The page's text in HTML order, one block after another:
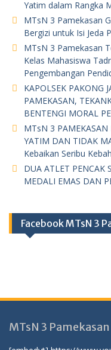
Yatim dalam Rangka
MTsN 3 Pamekasan
Bergizi untuk Isi Jeda
MTsN 3 Pamekasan
Kelas Mahasiswa
Pengembangan
KAPOLSEK PAKONG
PAMEKASAN,
BENTENGI MORAL
MTsN 3
YATIM DAN TIDAK
Kebaikan Seribu
DUA ATLET PENCAK
MEDALI EMAS DAN
Facebook MTsN 3
MTsN 3